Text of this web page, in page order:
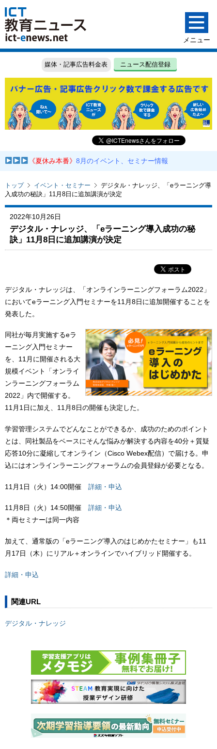
媒体・記事広告料金表 ニュース配信登録
《夏休み本番》8月のイベント、セミナー情報
トップ イベント・セミナー
デジタル・ナレッジ、「eラーニング導
入成功の秘訣」11月8日に追加講演が決定
2022年10月26日
デジタル・ナレッジ、「eラーニング導入成功の秘
訣」11月8日に追加講演が決定
デジタル・ナレッジは、「オンラインラーニングフォーラム2022」
においてeラーニング入門セミナーを11月8日に追加開催することを
発表した。
同社が毎月実施するeラ
ーニング入門セミナー
を、11月に開催される大
規模イベント「オンライ
ンラーニングフォーラム
2022」内で開催する。
11月1日に加え、11月8日の開催も決定した。
学習管理システムでどんなことができるか、成功のためのポイント
とは、同社製品をベースにそんな悩みが解決する内容を40分＋質疑
応答10分に凝縮してオンライン（Cisco Webex配信）で届ける。申
込にはオンラインラーニングフォーラムの会員登録が必要となる。
11月1日（火）14:00開催 詳細・申込
11月8日（火）14:50開催 詳細・申込
＊両セミナーは同一内容
加えて、通常版の「eラーニング導入のはじめかたセミナー」も11
月17日（木）にリアル＋オンラインでハイブリッド開催する。
詳細・申込
関連URL
デジタル・ナレッジ